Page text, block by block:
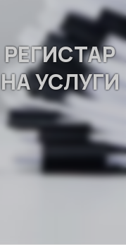
РЕГИСТАР
НА УСЛУГИ